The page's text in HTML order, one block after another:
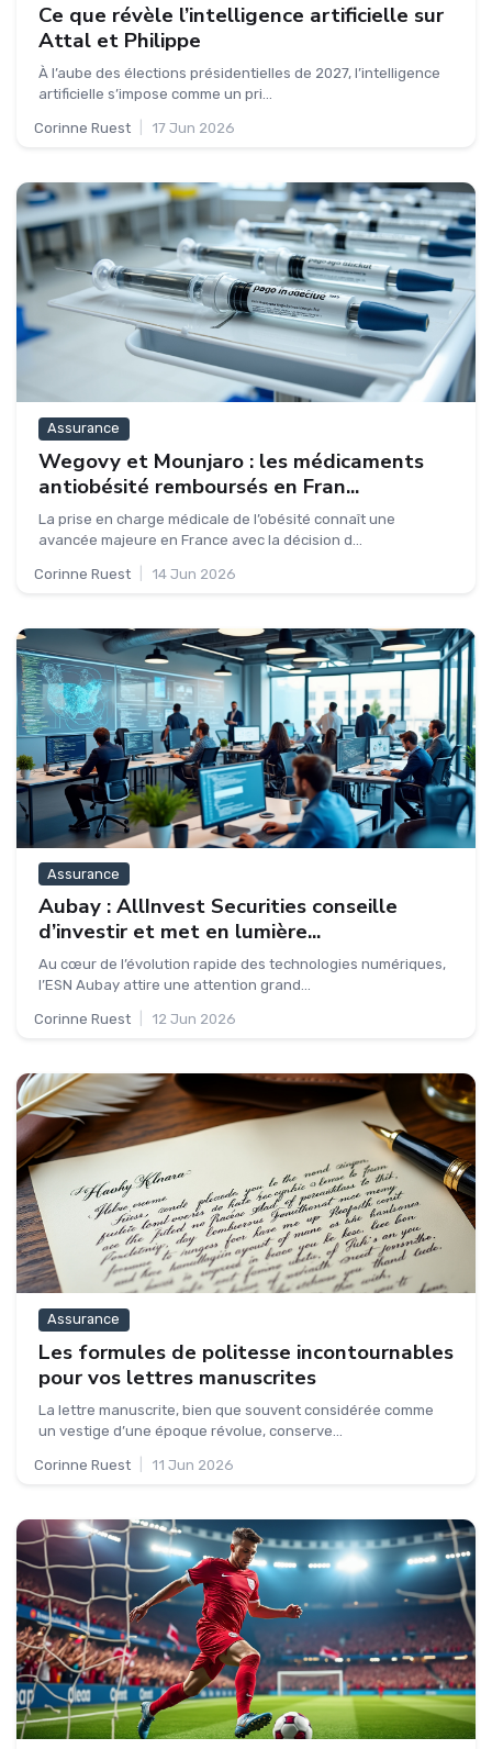
Ce que révèle l’intelligence artificielle sur
Attal et Philippe
À l’aube des élections présidentielles de 2027, l’intelligence
artificielle s’impose comme un pri...
Corinne Ruest 17 Jun 2026
Assurance
Wegovy et Mounjaro : les médicaments
antiobésité remboursés en Fran...
La prise en charge médicale de l’obésité connaît une
avancée majeure en France avec la décision d...
Corinne Ruest 14 Jun 2026
Assurance
Aubay : AllInvest Securities conseille
d’investir et met en lumière...
Au cœur de l’évolution rapide des technologies numériques,
l’ESN Aubay attire une attention grand...
Corinne Ruest 12 Jun 2026
Assurance
Les formules de politesse incontournables
pour vos lettres manuscrites
La lettre manuscrite, bien que souvent considérée comme
un vestige d’une époque révolue, conserve...
Corinne Ruest 11 Jun 2026